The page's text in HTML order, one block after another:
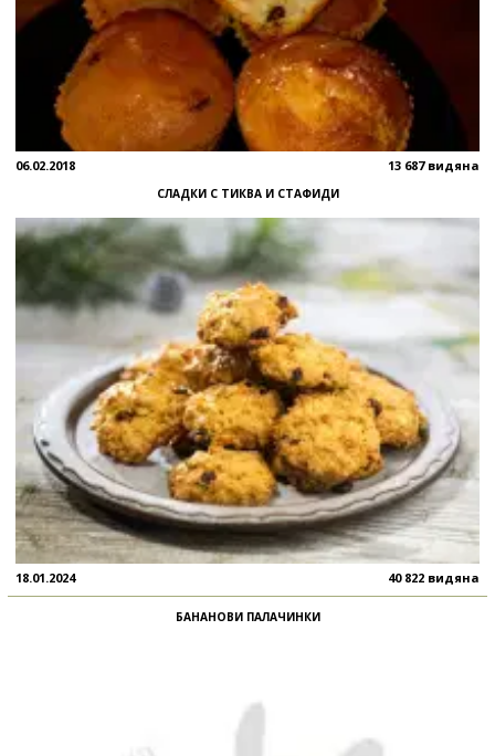
06.02.2018 13 687 видяна
СЛАДКИ С ТИКВА И СТАФИДИ
18.01.2024 40 822 видяна
БАНАНОВИ ПАЛАЧИНКИ